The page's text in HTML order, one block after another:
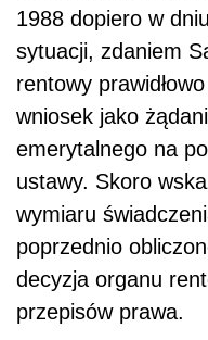
1988 dopiero w
sytuacji, zdaniem
rentowy
wniosek jako
emerytalnego na
ustawy. Skoro
wymiaru
poprzednio
decyzja organu
przepisów prawa.